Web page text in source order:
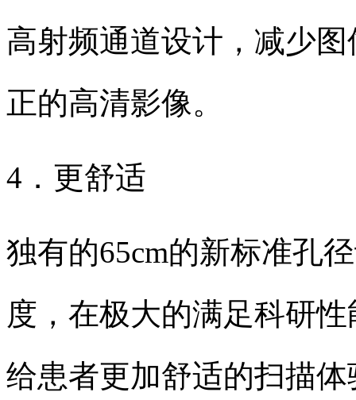
高射频通道设计，减少
正的高清影像。
4．更舒适
独有的65cm的新标准孔
度，在极大的满足科研
给患者更加舒适的扫描体